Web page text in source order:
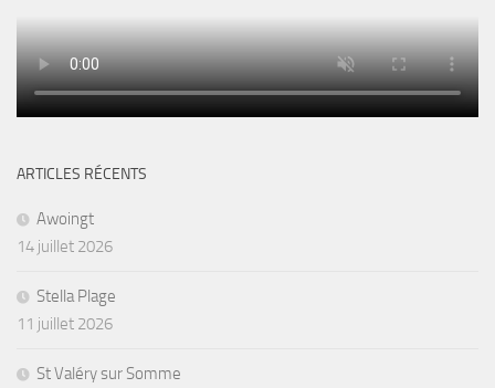
ARTICLES RÉCENTS
Awoingt
14 juillet 2026
Stella Plage
11 juillet 2026
St Valéry sur Somme